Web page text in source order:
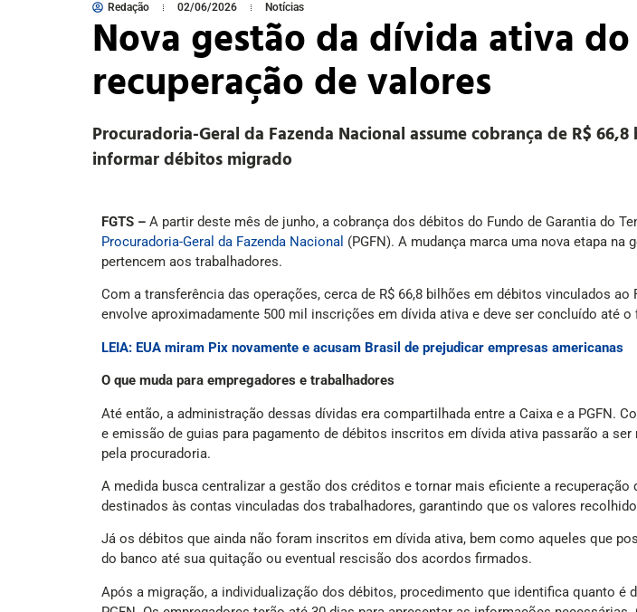
Redação 02/06/2026 Notícias
Nova gestão da dívida ativa do
recuperação de valores
Procuradoria-Geral da Fazenda Nacional assume cobrança de R$
informar débitos migrado
FGTS – A partir deste mês de junho, a cobrança dos débitos do Fundo de Garantia do
Procuradoria-Geral da Fazenda Nacional (PGFN). A mudança marca uma nova etapa
pertencem aos trabalhadores.
Com a transferência das operações, cerca de R$ 66,8 bilhões em débitos vinculados
envolve aproximadamente 500 mil inscrições em dívida ativa e deve ser concluído até o
LEIA: EUA miram Pix novamente e acusam Brasil de prejudicar empresas americanas
O que muda para empregadores e trabalhadores
Até então, a administração dessas dívidas era compartilhada entre a Caixa e a PGFN.
e emissão de guias para pagamento de débitos inscritos em dívida ativa passarão a
pela procuradoria.
A medida busca centralizar a gestão dos créditos e tornar mais eficiente a
destinados às contas vinculadas dos trabalhadores, garantindo que os valores
Já os débitos que ainda não foram inscritos em dívida ativa, bem como aqueles que
do banco até sua quitação ou eventual rescisão dos acordos firmados.
Após a migração, a individualização dos débitos, procedimento que identifica quanto é